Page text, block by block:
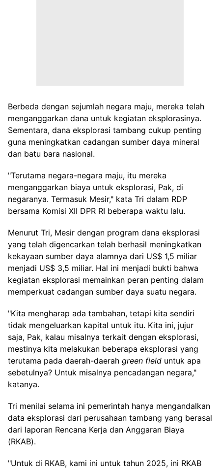
Berbeda dengan sejumlah negara maju, mereka telah
menganggarkan dana untuk kegiatan eksplorasinya.
Sementara, dana eksplorasi tambang cukup penting
guna meningkatkan cadangan sumber daya mineral
dan batu bara nasional.
"Terutama negara-negara maju, itu mereka
menganggarkan biaya untuk eksplorasi, Pak, di
negaranya. Termasuk Mesir," kata Tri dalam RDP
bersama Komisi XII DPR RI beberapa waktu lalu.
Menurut Tri, Mesir dengan program dana eksplorasi
yang telah digencarkan telah berhasil meningkatkan
kekayaan sumber daya alamnya dari US$ 1,5 miliar
menjadi US$ 3,5 miliar. Hal ini menjadi bukti bahwa
kegiatan eksplorasi memainkan peran penting dalam
memperkuat cadangan sumber daya suatu negara.
"Kita mengharap ada tambahan, tetapi kita sendiri
tidak mengeluarkan kapital untuk itu. Kita ini, jujur
saja, Pak, kalau misalnya terkait dengan eksplorasi,
mestinya kita melakukan beberapa eksplorasi yang
terutama pada daerah-daerah green field untuk apa
sebetulnya? Untuk misalnya pencadangan negara,"
katanya.
Tri menilai selama ini pemerintah hanya mengandalkan
data eksplorasi dari perusahaan tambang yang berasal
dari laporan Rencana Kerja dan Anggaran Biaya
(RKAB).
"Untuk di RKAB, kami ini untuk tahun 2025, ini RKAB